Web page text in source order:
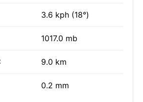
3.6 kph (18°)
1017.0 mb
9.0 km
0.2 mm